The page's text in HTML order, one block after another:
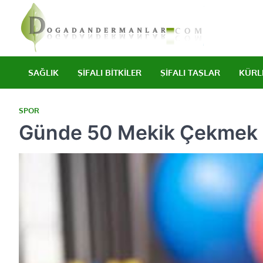
content
SAĞLIK ŞIFALI BITKILER ŞIFALI TAŞLAR
SPOR
Günde 50 Mekik Çekmek